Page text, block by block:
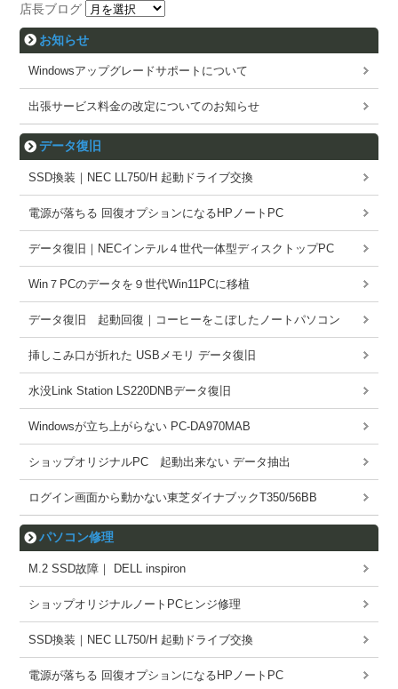
店長ブログ
お知らせ
Windowsアップグレードサポートについて
出張サービス料金の改定についてのお知らせ
データ復旧
SSD換装｜NEC LL750/H 起動ドライブ交換
電源が落ちる 回復オプションになるHPノートPC
データ復旧｜NECインテル４世代一体型ディスクトップPC
Win７PCのデータを９世代Win11PCに移植
データ復旧 起動回復｜コーヒーをこぼしたノートパソコン
挿しこみ口が折れた USBメモリ データ復旧
水没Link Station LS220DNBデータ復旧
Windowsが立ち上がらない PC-DA970MAB
ショップオリジナルPC 起動出来ない データ抽出
ログイン画面から動かない東芝ダイナブックT350/56BB
パソコン修理
M.2 SSD故障｜ DELL inspiron
ショップオリジナルノートPCヒンジ修理
SSD換装｜NEC LL750/H 起動ドライブ交換
電源が落ちる 回復オプションになるHPノートPC